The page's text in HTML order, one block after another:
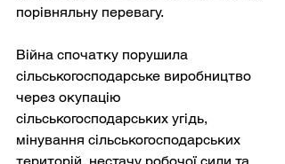
порівняльну перевагу.
Війна спочатку порушила
сільськогосподарське виробництво
через окупацію
сільськогосподарських угідь,
мінування сільськогосподарських
територій, нестачу робочої сили та